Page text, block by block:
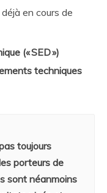
en cours de
(« SED »)
techniques
toujours
porteurs de
sont néanmoins